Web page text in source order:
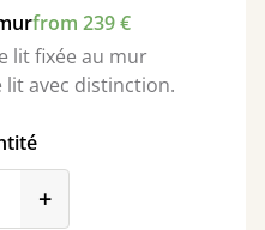
from 239 €
lit fixée au mur
avec distinction.
+